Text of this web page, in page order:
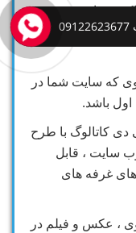
درمانی و
تولیدی و
که سایت شما در
باشد.
دی کاتالوگ با طرح
سایت ، قابل
های غرفه های
، عکس و فیلم در